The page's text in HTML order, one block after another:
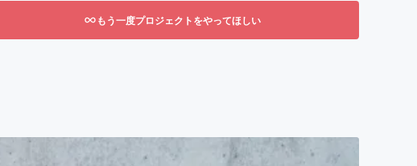
もう一度プロジェクトをやってほしい